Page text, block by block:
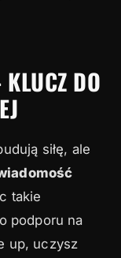
DO
siłę, ale
takie
podporu na
up, uczysz